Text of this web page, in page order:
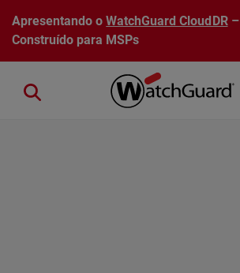
Pular para o conteúdo principal
Apresentando oWatchGuard CloudDR–
Construído para MSPs
Close search